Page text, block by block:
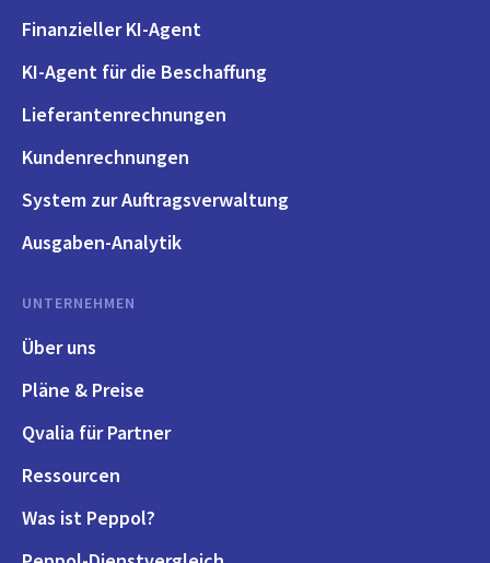
Finanzieller KI-Agent
KI-Agent für die Beschaffung
Lieferantenrechnungen
Kundenrechnungen
System zur Auftragsverwaltung
Ausgaben-Analytik
UNTERNEHMEN
Über uns
Pläne & Preise
Qvalia für Partner
Ressourcen
Was ist Peppol?